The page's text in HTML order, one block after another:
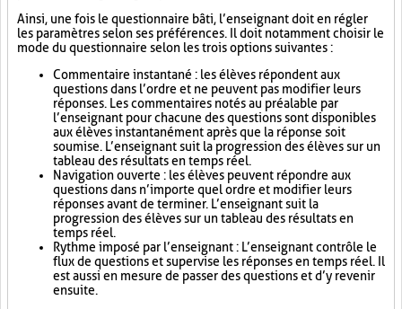
Ainsi, une fois le questionnaire bâti, l’enseignant doit en régler
les paramètres selon ses préférences. Il doit notamment choisir le
mode du questionnaire selon les trois options suivantes :
Commentaire instantané : les élèves répondent aux
questions dans l’ordre et ne peuvent pas modifier leurs
réponses. Les commentaires notés au préalable par
l’enseignant pour chacune des questions sont disponibles
aux élèves instantanément après que la réponse soit
soumise. L’enseignant suit la progression des élèves sur un
tableau des résultats en temps réel.
Navigation ouverte : les élèves peuvent répondre aux
questions dans n’importe quel ordre et modifier leurs
réponses avant de terminer. L’enseignant suit la
progression des élèves sur un tableau des résultats en
temps réel.
Rythme imposé par l’enseignant : L’enseignant contrôle le
flux de questions et supervise les réponses en temps réel. Il
est aussi en mesure de passer des questions et d’y revenir
ensuite.